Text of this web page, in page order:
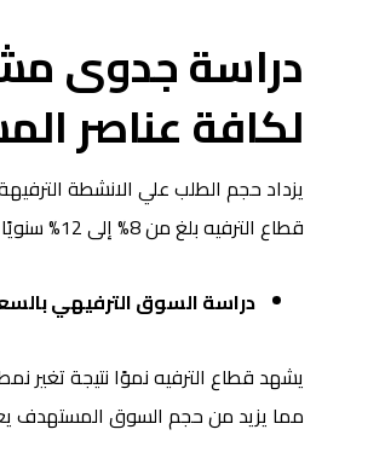
دراسة جدوى
لكافة عناصر
يزداد حجم الطلب علي الانشطة
قطاع الترفيه بلغ من 8% إلى 12% سنويًا مما يعني زيادة الطلب ويمكن البدء من خلال:
دراسة السوق الترفيهي
يشهد قطاع الترفيه نموًا نتيجة تغير
مما يزيد من حجم السوق المستهدف